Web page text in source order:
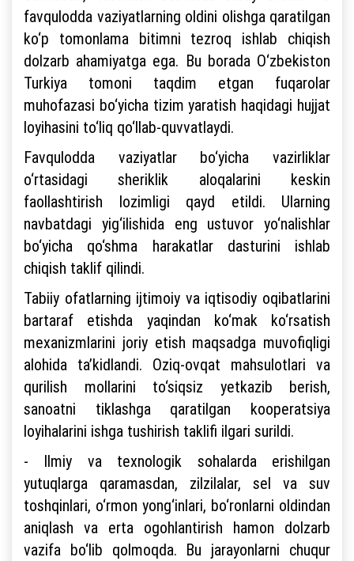
favqulodda vaziyatlarning oldini olishga qaratilgan
ko‘p tomonlama bitimni tezroq ishlab chiqish
dolzarb ahamiyatga ega. Bu borada O‘zbekiston
Turkiya tomoni taqdim etgan fuqarolar
muhofazasi bo‘yicha tizim yaratish haqidagi hujjat
loyihasini to‘liq qo‘llab-quvvatlaydi.
Favqulodda vaziyatlar bo‘yicha vazirliklar
o‘rtasidagi sheriklik aloqalarini keskin
faollashtirish lozimligi qayd etildi. Ularning
navbatdagi yig‘ilishida eng ustuvor yo‘nalishlar
bo‘yicha qo‘shma harakatlar dasturini ishlab
chiqish taklif qilindi.
Tabiiy ofatlarning ijtimoiy va iqtisodiy oqibatlarini
bartaraf etishda yaqindan ko‘mak ko‘rsatish
mexanizmlarini joriy etish maqsadga muvofiqligi
alohida ta’kidlandi. Oziq-ovqat mahsulotlari va
qurilish mollarini to‘siqsiz yetkazib berish,
sanoatni tiklashga qaratilgan kooperatsiya
loyihalarini ishga tushirish taklifi ilgari surildi.
- Ilmiy va texnologik sohalarda erishilgan
yutuqlarga qaramasdan, zilzilalar, sel va suv
toshqinlari, o‘rmon yong‘inlari, bo‘ronlarni oldindan
aniqlash va erta ogohlantirish hamon dolzarb
vazifa bo‘lib qolmoqda. Bu jarayonlarni chuqur